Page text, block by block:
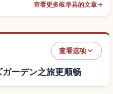
查看更多岐阜县的文章→
查看选项
ーデン之旅更顺畅